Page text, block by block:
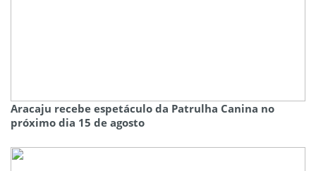
Aracaju recebe espetáculo da Patrulha Canina no
próximo dia 15 de agosto